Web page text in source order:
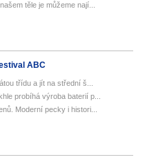
těle je můžeme nají...
ABC
třídu a jít na střední š...
probíhá výroba baterií p...
Moderní pecky i histori...